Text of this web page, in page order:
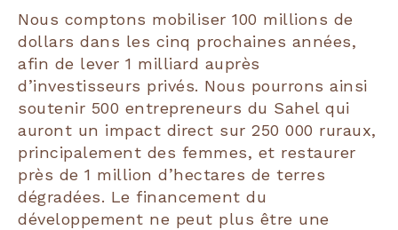
Nous comptons mobiliser 100 millions de
dollars dans les cinq prochaines années,
afin de lever 1 milliard auprès
d’investisseurs privés. Nous pourrons ainsi
soutenir 500 entrepreneurs du Sahel qui
auront un impact direct sur 250 000 ruraux,
principalement des femmes, et restaurer
près de 1 million d’hectares de terres
dégradées. Le financement du
développement ne peut plus être une